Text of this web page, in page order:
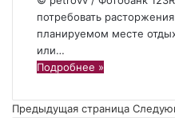
потребовать
планируемом месте
или…
Подробнее »
Предыдущая страница